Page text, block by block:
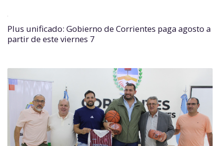
Plus unificado: Gobierno de Corrientes paga agosto a
partir de este viernes 7